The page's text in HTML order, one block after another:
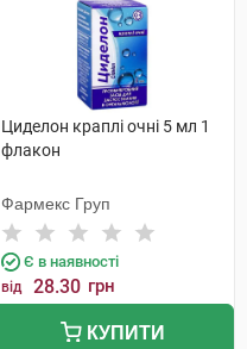
Циделон краплі очні 5 мл 1
флакон
Фармекс Груп
Є в наявності
від 28.30 грн
КУПИТИ